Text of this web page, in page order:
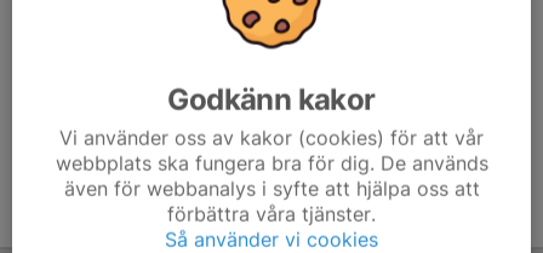
Godkänn kakor
Vi använder oss av kakor (cookies) för att vår
webbplats ska fungera bra för dig. De används
även för webbanalys i syfte att hjälpa oss att
förbättra våra tjänster.
Så använder vi cookies